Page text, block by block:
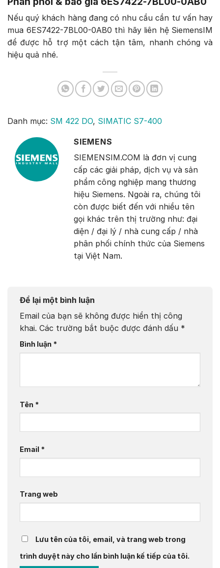
Nếu quý khách hàng đang có nhu cầu cần tư vấn hay
mua 6ES7422-7BL00-0AB0 thì hãy liên hệ SiemensIM
để được hỗ trợ một cách tận tâm, nhanh chóng và
hiệu quả nhé.
Danh mục: SM 422 DO, SIMATIC S7-400
SIEMENS
SIEMENSIM.COM là đơn vị cung
cấp các giải pháp, dịch vụ và sản
phẩm công nghiệp mang thương
hiệu Siemens. Ngoài ra, chúng tôi
còn được biết đến với nhiều tên
gọi khác trên thị trường như: đại
diện / đại lý / nhà cung cấp / nhà
phân phối chính thức của Siemens
tại Việt Nam.
Để lại một bình luận
Email của bạn sẽ không được hiển thị công
khai. Các trường bắt buộc được đánh dấu *
Bình luận *
Tên *
Email *
Trang web
Lưu tên của tôi, email, và trang web trong
trình duyệt này cho lần bình luận kế tiếp của tôi.